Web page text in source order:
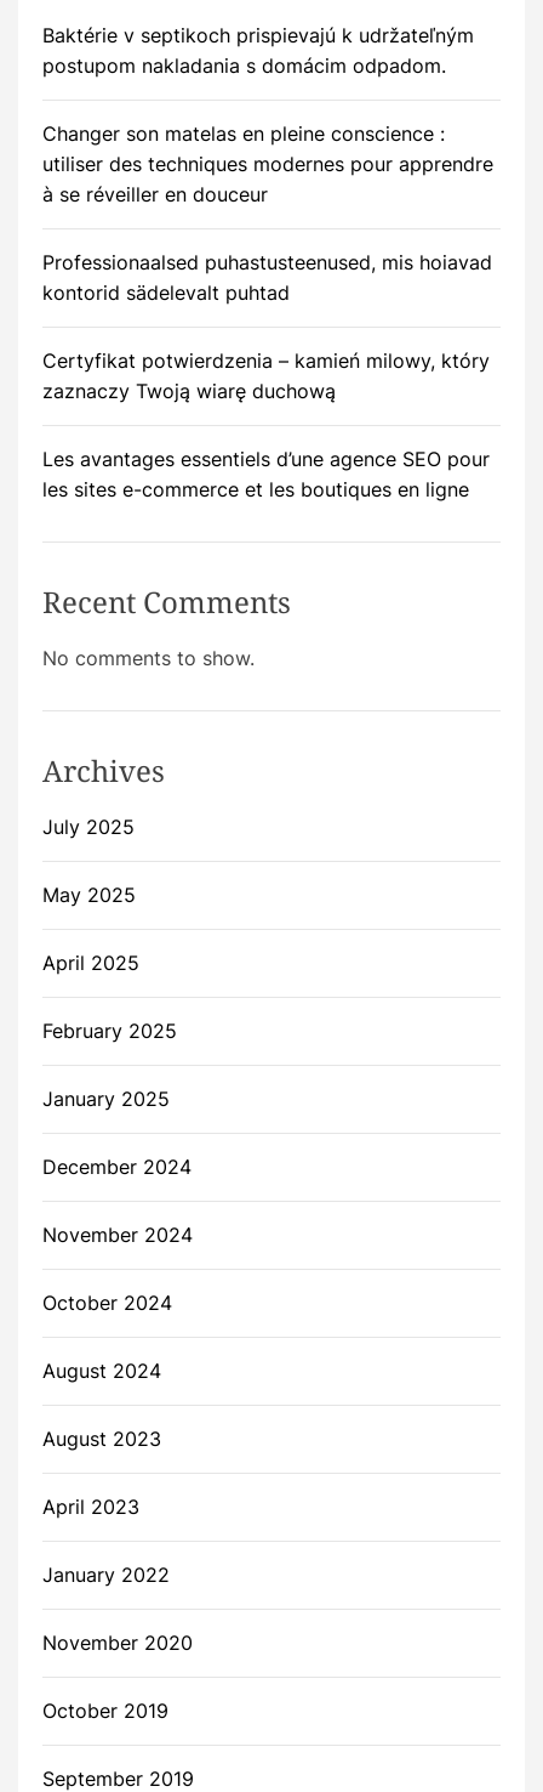
Baktérie v septikoch prispievajú k udržateľným
postupom nakladania s domácim odpadom.
Changer son matelas en pleine conscience :
utiliser des techniques modernes pour apprendre
à se réveiller en douceur
Professionaalsed puhastusteenused, mis hoiavad
kontorid sädelevalt puhtad
Certyfikat potwierdzenia – kamień milowy, który
zaznaczy Twoją wiarę duchową
Les avantages essentiels d’une agence SEO pour
les sites e-commerce et les boutiques en ligne
Recent Comments
No comments to show.
Archives
July 2025
May 2025
April 2025
February 2025
January 2025
December 2024
November 2024
October 2024
August 2024
August 2023
April 2023
January 2022
November 2020
October 2019
September 2019